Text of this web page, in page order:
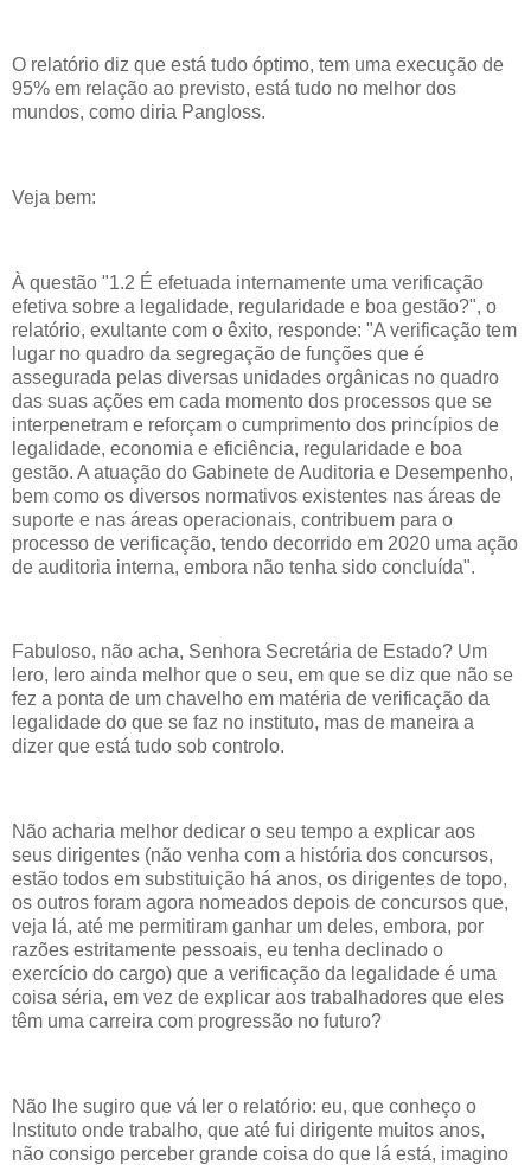
O relatório diz que está tudo óptimo, tem uma execução de
95% em relação ao previsto, está tudo no melhor dos
mundos, como diria Pangloss.
Veja bem:
À questão "1.2 É efetuada internamente uma verificação
efetiva sobre a legalidade, regularidade e boa gestão?", o
relatório, exultante com o êxito, responde: "A verificação tem
lugar no quadro da segregação de funções que é
assegurada pelas diversas unidades orgânicas no quadro
das suas ações em cada momento dos processos que se
interpenetram e reforçam o cumprimento dos princípios de
legalidade, economia e eficiência, regularidade e boa
gestão. A atuação do Gabinete de Auditoria e Desempenho,
bem como os diversos normativos existentes nas áreas de
suporte e nas áreas operacionais, contribuem para o
processo de verificação, tendo decorrido em 2020 uma ação
de auditoria interna, embora não tenha sido concluída".
Fabuloso, não acha, Senhora Secretária de Estado? Um
lero, lero ainda melhor que o seu, em que se diz que não se
fez a ponta de um chavelho em matéria de verificação da
legalidade do que se faz no instituto, mas de maneira a
dizer que está tudo sob controlo.
Não acharia melhor dedicar o seu tempo a explicar aos
seus dirigentes (não venha com a história dos concursos,
estão todos em substituição há anos, os dirigentes de topo,
os outros foram agora nomeados depois de concursos que,
veja lá, até me permitiram ganhar um deles, embora, por
razões estritamente pessoais, eu tenha declinado o
exercício do cargo) que a verificação da legalidade é uma
coisa séria, em vez de explicar aos trabalhadores que eles
têm uma carreira com progressão no futuro?
Não lhe sugiro que vá ler o relatório: eu, que conheço o
Instituto onde trabalho, que até fui dirigente muitos anos,
não consigo perceber grande coisa do que lá está, imagino